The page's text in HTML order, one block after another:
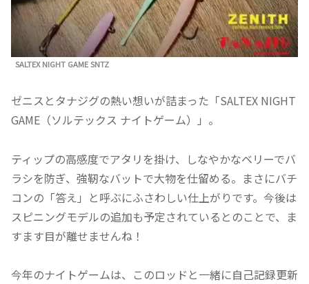
SALTEX NIGHT GAME SNTZ
ゼニスとタナジグの熱い想いが詰まった「SALTEX NIGHT
GAME（ソルテックス ナイトゲーム）」。
ティップの高感度でアタリを掛け、しなやかなベリーでバ
ラシを防ぎ、強靭なバットで大物を仕留める。まさにバチ
コンの「答え」と呼ぶにふさわしい仕上がりです。今後は
スピニングモデルの追加も予定されているとのことで、ま
すます目が離せませんね！
今年のナイトゲームは、このロッドと一緒に自己記録更新